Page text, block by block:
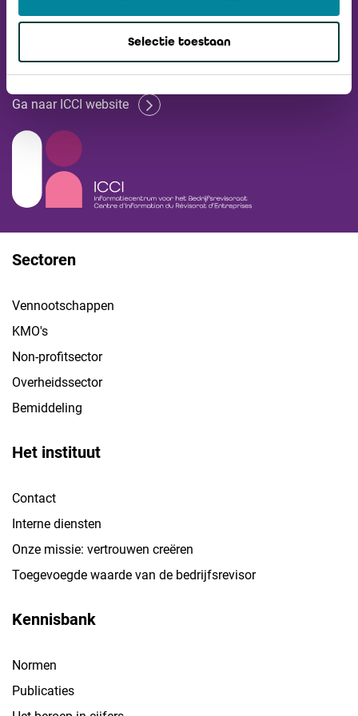
Selectie toestaan
Ontvang onze
Nieuwsbrief
Ga naar ICCI website
Sectoren
Vennootschappen
KMO's
Non-profitsector
Overheidssector
Bemiddeling
Het instituut
Contact
Interne diensten
Onze missie: vertrouwen creëren
Toegevoegde waarde van de bedrijfsrevisor
Kennisbank
Normen
Publicaties